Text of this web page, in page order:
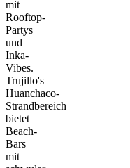
mit
Rooftop-
Partys
und
Inka-
Vibes.
Trujillo's
Huanchaco-
Strandbereich
bietet
Beach-
Bars
mit